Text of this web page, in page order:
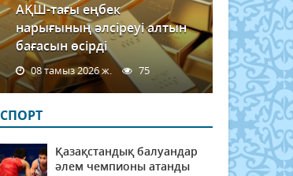
АҚШ-тағы еңбек
нарығының әлсіреуі алтын
бағасын өсірді
08 тамыз 2026 ж. 75
СПОРТ
Қазақстандық балуандар
әлем чемпионы атанды